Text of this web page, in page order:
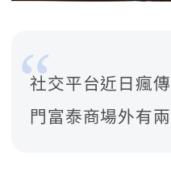
社交平台近日瘋
門富泰商場外有